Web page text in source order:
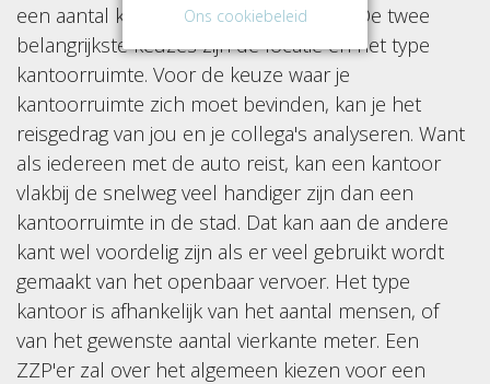
een aantal keuzes die je moet maken. De twee
belangrijkste keuzes zijn de locatie en het type
kantoorruimte. Voor de keuze waar je
kantoorruimte zich moet bevinden, kan je het
reisgedrag van jou en je collega's analyseren. Want
als iedereen met de auto reist, kan een kantoor
vlakbij de snelweg veel handiger zijn dan een
kantoorruimte in de stad. Dat kan aan de andere
kant wel voordelig zijn als er veel gebruikt wordt
gemaakt van het openbaar vervoer. Het type
kantoor is afhankelijk van het aantal mensen, of
van het gewenste aantal vierkante meter. Een
ZZP'er zal over het algemeen kiezen voor een
Ons cookiebeleid